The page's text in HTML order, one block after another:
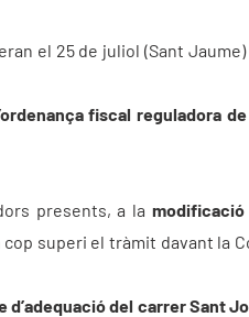
el 25 de juliol (Sant
fiscal reguladora
presents, a la modificació
superi el tràmit davant la
del carrer Sant